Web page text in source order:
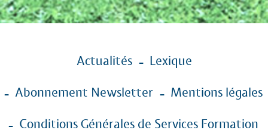
de
page
Actualités Lexique
Abonnement Newsletter Mentions légales
Conditions Générales de Services Formation